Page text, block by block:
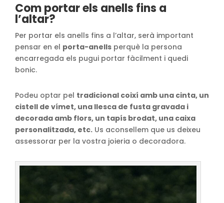
Com portar els anells fins a
l’altar?
Per portar els anells fins a l’altar, serà important
pensar en el porta-anells perquè la persona
encarregada els pugui portar fàcilment i quedi
bonic.
Podeu optar pel tradicional coixí amb una cinta, un
cistell de vímet, una llesca de fusta gravada i
decorada amb flors, un tapís brodat, una caixa
personalitzada, etc. Us aconsellem que us deixeu
assessorar per la vostra joieria o decoradora.